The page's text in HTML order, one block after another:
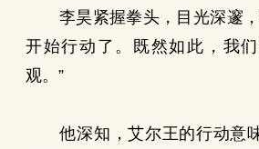
李昊紧握拳头，目光深邃，
开始行动了。既然如此，我
观。”
他深知，艾尔王的行动意